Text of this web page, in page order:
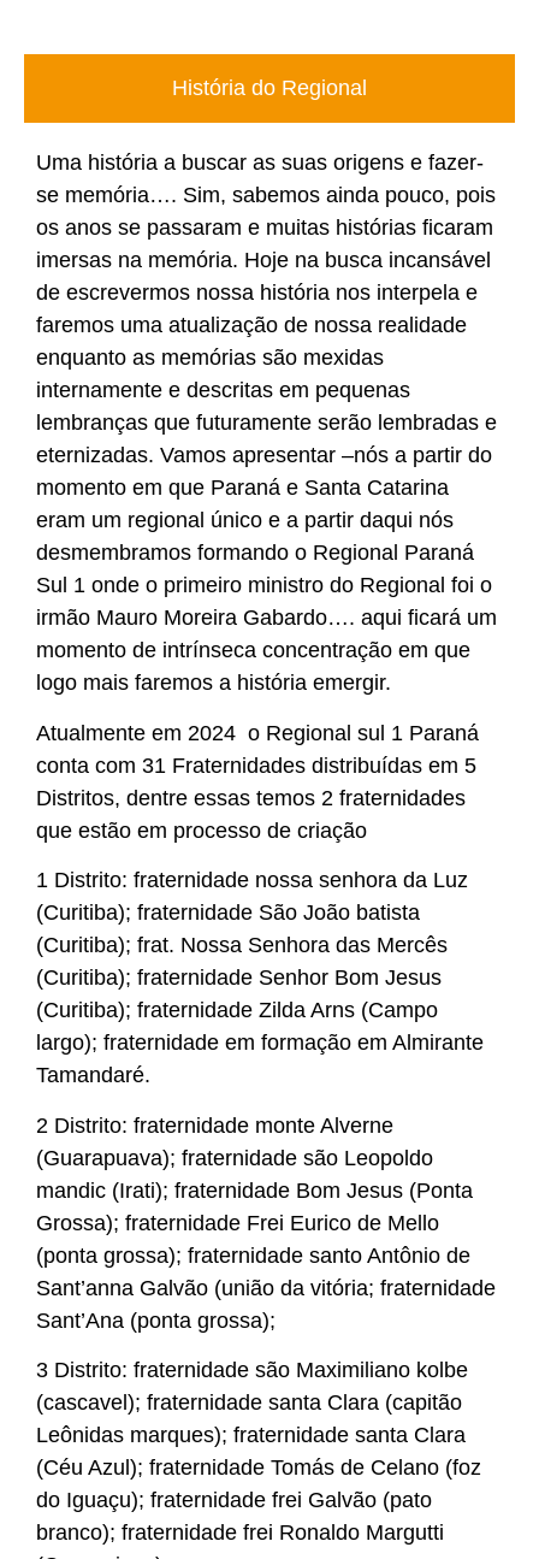
História do Regional
Uma história a buscar as suas origens e fazer-
se memória…. Sim, sabemos ainda pouco, pois
os anos se passaram e muitas histórias ficaram
imersas na memória. Hoje na busca incansável
de escrevermos nossa história nos interpela e
faremos uma atualização de nossa realidade
enquanto as memórias são mexidas
internamente e descritas em pequenas
lembranças que futuramente serão lembradas e
eternizadas. Vamos apresentar –nós a partir do
momento em que Paraná e Santa Catarina
eram um regional único e a partir daqui nós
desmembramos formando o Regional Paraná
Sul 1 onde o primeiro ministro do Regional foi o
irmão Mauro Moreira Gabardo…. aqui ficará um
momento de intrínseca concentração em que
logo mais faremos a história emergir.
Atualmente em 2024 o Regional sul 1 Paraná
conta com 31 Fraternidades distribuídas em 5
Distritos, dentre essas temos 2 fraternidades
que estão em processo de criação
1 Distrito: fraternidade nossa senhora da Luz
(Curitiba); fraternidade São João batista
(Curitiba); frat. Nossa Senhora das Mercês
(Curitiba); fraternidade Senhor Bom Jesus
(Curitiba); fraternidade Zilda Arns (Campo
largo); fraternidade em formação em Almirante
Tamandaré.
2 Distrito: fraternidade monte Alverne
(Guarapuava); fraternidade são Leopoldo
mandic (Irati); fraternidade Bom Jesus (Ponta
Grossa); fraternidade Frei Eurico de Mello
(ponta grossa); fraternidade santo Antônio de
Sant’anna Galvão (união da vitória; fraternidade
Sant’Ana (ponta grossa);
3 Distrito: fraternidade são Maximiliano kolbe
(cascavel); fraternidade santa Clara (capitão
Leônidas marques); fraternidade santa Clara
(Céu Azul); fraternidade Tomás de Celano (foz
do Iguaçu); fraternidade frei Galvão (pato
branco); fraternidade frei Ronaldo Margutti